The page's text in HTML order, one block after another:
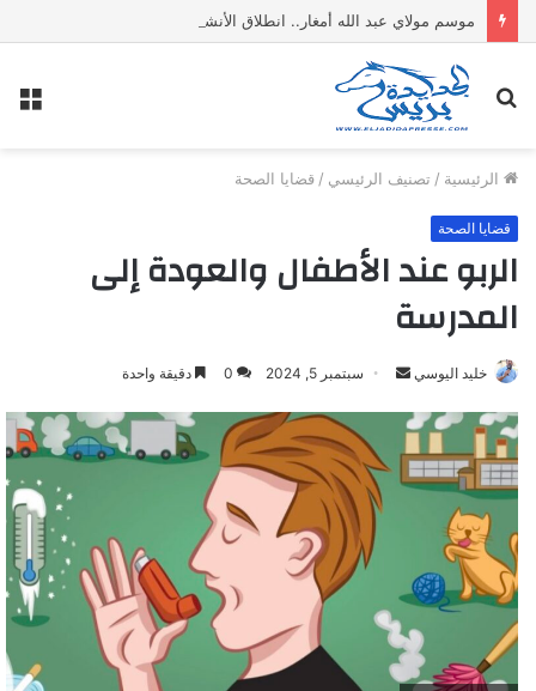
بحث
الرئيسية / تصنيف الرئيسي / قضايا الصحة
قضايا الصحة
الربو عند الأطفال والعودة إلى
المدرسة
خليد اليوسي
ل
ل
سبتمبر 5, 2024 0 دقيقة واحدة